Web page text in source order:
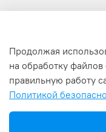
+7(977) 633-
г. Москва,
Продолжая
на обработку
правильную работу
Политикой